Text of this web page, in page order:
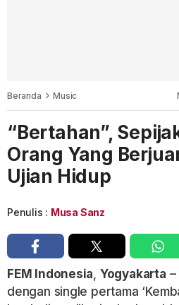
Beranda Music
“Bertahan”,
Orang Yang
Ujian Hidup
Penulis : Musa Sanz
FEM Indonesia, Yogyakarta
dengan single pertama